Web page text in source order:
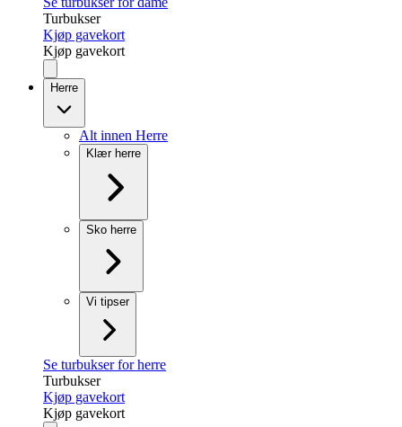
Turbukser
Kjøp gavekort
Kjøp gavekort
Herre
Alt innen Herre
Klær herre
Sko herre
Vi tipser
Se turbukser for herre
Turbukser
Kjøp gavekort
Kjøp gavekort